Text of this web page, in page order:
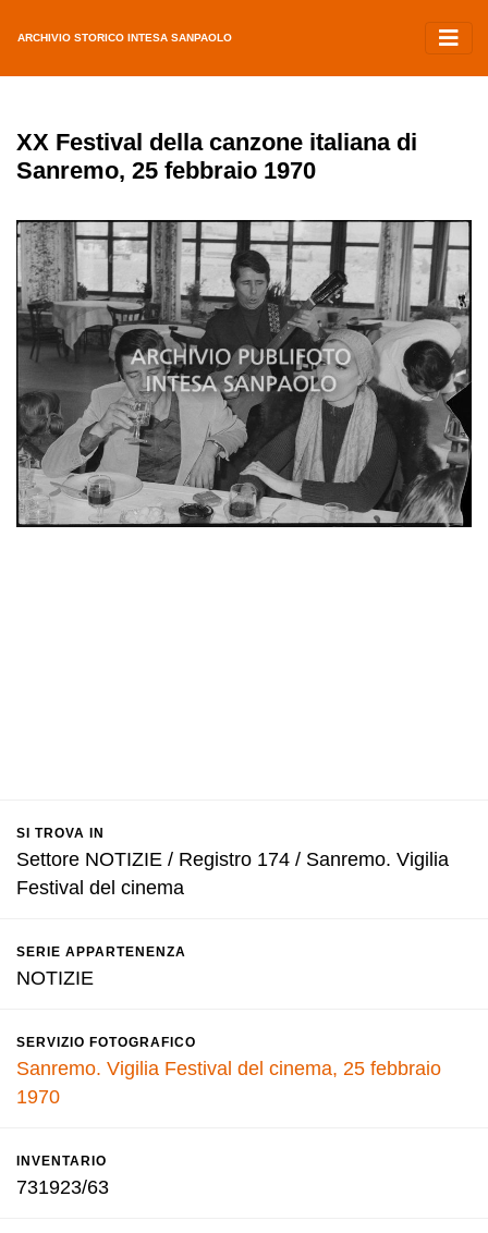
ARCHIVIO STORICO INTESA SANPAOLO
XX Festival della canzone italiana di
Sanremo, 25 febbraio 1970
SI TROVA IN
Settore NOTIZIE / Registro 174 / Sanremo. Vigilia
Festival del cinema
SERIE APPARTENENZA
NOTIZIE
SERVIZIO FOTOGRAFICO
Sanremo. Vigilia Festival del cinema, 25 febbraio
1970
INVENTARIO
731923/63